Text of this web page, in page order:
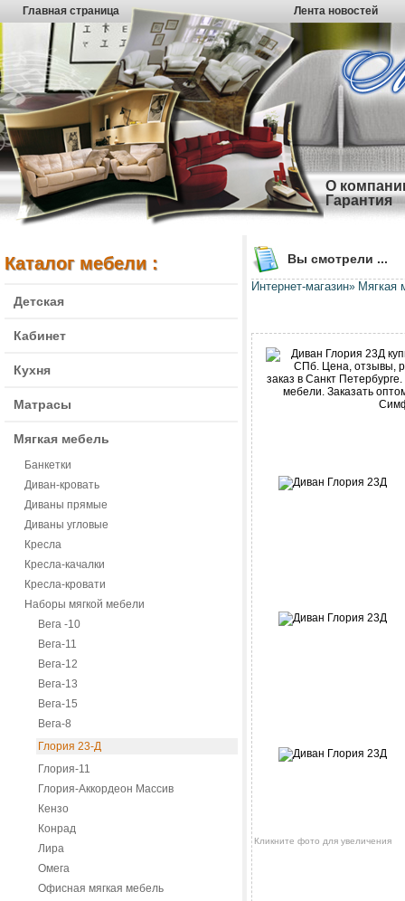
Главная страница Лента новостей
О
Гарантия
Каталог мебели :
Детская
Кабинет
Кухня
Матрасы
Мягкая мебель
Банкетки
Диван-кровать
Диваны прямые
Диваны угловые
Кресла
Кресла-качалки
Кресла-кровати
Наборы мягкой мебели
Вега -10
Вега-11
Вега-12
Вега-13
Вега-15
Вега-8
Глория 23-Д
Глория-11
Глория-Аккордеон Массив
Кензо
Конрад
Лира
Омега
Офисная мягкая мебель
Вы смотрели ...
Интернет-магазин» Мягкая
Кликните фото для увеличения